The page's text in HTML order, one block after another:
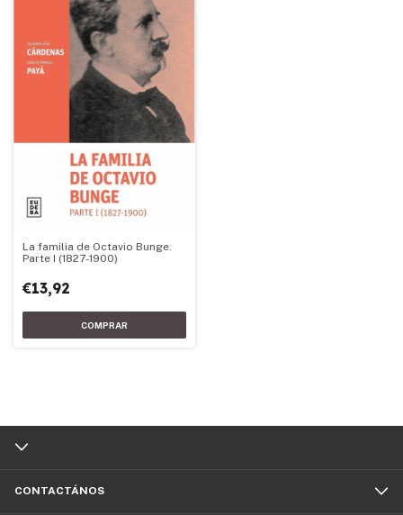
La familia de Octavio Bunge.
Parte I (1827-1900)
€13,92
CONTACTÁNOS